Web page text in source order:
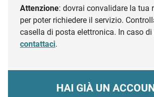
Attenzione: dovrai convalidare la tua
per poter richiedere il servizio.
casella di posta elettronica. In caso di
contattaci.
HAI GIÀ UN